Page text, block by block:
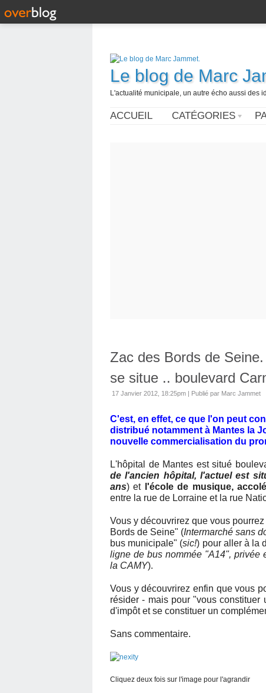
Le blog de Marc
L'actualité municipale, un autre écho aussi des
ACCUEIL CATÉGORIES
Zac des Bords de
se situe .. boulevard
17 Janvier 2012, 18:25pm | Publié par Marc Jammet
C'est, en effet, ce que l'on peut
distribué notamment à Mantes la
nouvelle commercialisation du
L'hôpital de Mantes est situé
de l'ancien hôpital, l'actuel est
ans) et l'école de musique,
entre la rue de Lorraine et la rue
Vous y découvrirez que vous
Bords de Seine" (Intermarché sans
bus municipale" (sic!) pour aller à la
ligne de bus nommée "A14", privée
la CAMY).
Vous y découvrirez enfin que vous
résider - mais pour "vous
d'impôt et se constituer un
Sans commentaire.
Cliquez deux fois sur l'image pour l'agrandir